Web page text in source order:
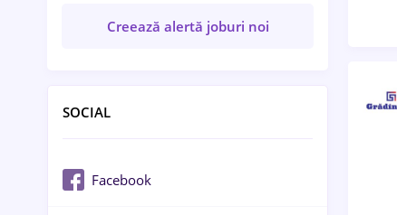
Creează alertă joburi noi
SOCIAL
Facebook